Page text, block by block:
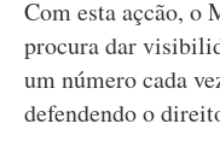
Com esta açcão, o
procura dar
um número cada
defendendo o